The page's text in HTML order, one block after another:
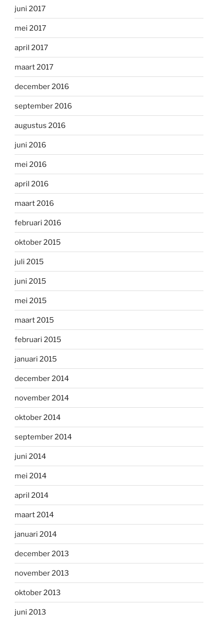
juni 2017
mei 2017
april 2017
maart 2017
december 2016
september 2016
augustus 2016
juni 2016
mei 2016
april 2016
maart 2016
februari 2016
oktober 2015
juli 2015
juni 2015
mei 2015
maart 2015
februari 2015
januari 2015
december 2014
november 2014
oktober 2014
september 2014
juni 2014
mei 2014
april 2014
maart 2014
januari 2014
december 2013
november 2013
oktober 2013
juni 2013